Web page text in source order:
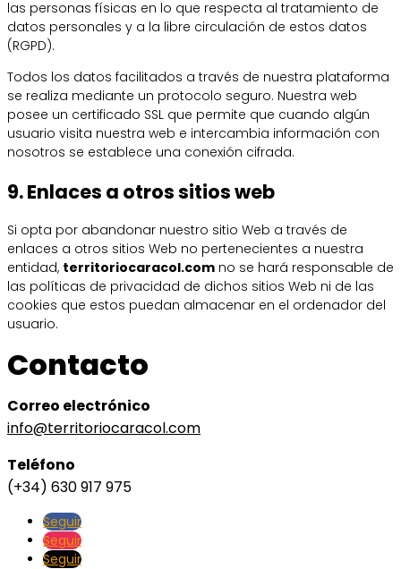
las personas físicas en lo que respecta al tratamiento de
datos personales y a la libre circulación de estos datos
(RGPD).
Todos los datos facilitados a través de nuestra plataforma
se realiza mediante un protocolo seguro. Nuestra web
posee un certificado SSL que permite que cuando algún
usuario visita nuestra web e intercambia información con
nosotros se establece una conexión cifrada.
9. Enlaces a otros sitios web
Si opta por abandonar nuestro sitio Web a través de
enlaces a otros sitios Web no pertenecientes a nuestra
entidad, territoriocaracol.com no se hará responsable de
las políticas de privacidad de dichos sitios Web ni de las
cookies que estos puedan almacenar en el ordenador del
usuario.
Contacto
Correo electrónico
info@territoriocaracol.com
Teléfono
(+34) 630 917 975
Seguir
Seguir
Seguir